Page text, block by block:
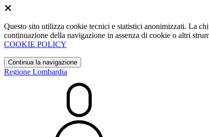
Questo sito utilizza cookie tecnici e statistici anonimizzati. La
continuazione della navigazione in assenza di cookie o altri
COOKIE POLICY
Continua la navigazione
Regione Lombardia